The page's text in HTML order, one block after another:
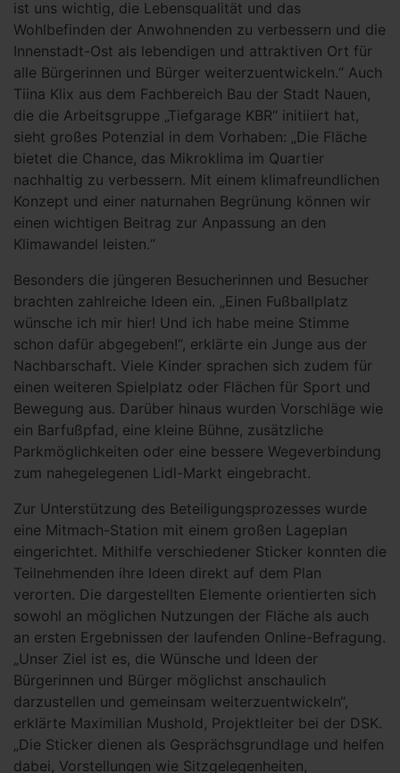
ist uns wichtig, die Lebensqualität und das
Wohlbefinden der Anwohnenden zu verbessern und die
Innenstadt-Ost als lebendigen und attraktiven Ort für
alle Bürgerinnen und Bürger weiterzuentwickeln.“ Auch
Tiina Klix aus dem Fachbereich Bau der Stadt Nauen,
die die Arbeitsgruppe „Tiefgarage KBR“ initiiert hat,
sieht großes Potenzial in dem Vorhaben: „Die Fläche
bietet die Chance, das Mikroklima im Quartier
nachhaltig zu verbessern. Mit einem klimafreundlichen
Konzept und einer naturnahen Begrünung können wir
einen wichtigen Beitrag zur Anpassung an den
Klimawandel leisten.“
Besonders die jüngeren Besucherinnen und Besucher
brachten zahlreiche Ideen ein. „Einen Fußballplatz
wünsche ich mir hier! Und ich habe meine Stimme
schon dafür abgegeben!“, erklärte ein Junge aus der
Nachbarschaft. Viele Kinder sprachen sich zudem für
einen weiteren Spielplatz oder Flächen für Sport und
Bewegung aus. Darüber hinaus wurden Vorschläge wie
ein Barfußpfad, eine kleine Bühne, zusätzliche
Parkmöglichkeiten oder eine bessere Wegeverbindung
zum nahegelegenen Lidl-Markt eingebracht.
Zur Unterstützung des Beteiligungsprozesses wurde
eine Mitmach-Station mit einem großen Lageplan
eingerichtet. Mithilfe verschiedener Sticker konnten die
Teilnehmenden ihre Ideen direkt auf dem Plan
verorten. Die dargestellten Elemente orientierten sich
sowohl an möglichen Nutzungen der Fläche als auch
an ersten Ergebnissen der laufenden Online-Befragung.
„Unser Ziel ist es, die Wünsche und Ideen der
Bürgerinnen und Bürger möglichst anschaulich
darzustellen und gemeinsam weiterzuentwickeln“,
erklärte Maximilian Mushold, Projektleiter bei der DSK.
„Die Sticker dienen als Gesprächsgrundlage und helfen
dabei, Vorstellungen wie Sitzgelegenheiten,